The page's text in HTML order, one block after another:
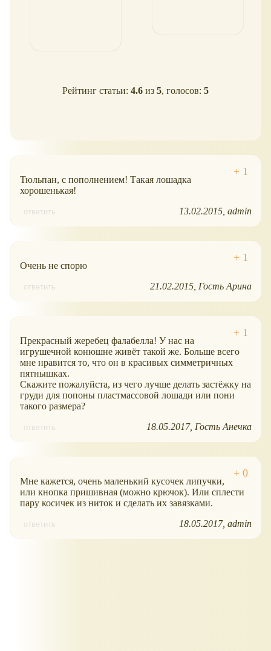
Рейтинг статьи: 4.6 из 5, голосов: 5
Тюльпан, с пополнением! Такая лошадка
хорошенькая!
ответить 13.02.2015 admin
Очень не спорю
ответить 21.02.2015 Гость Арина
Прекрасный жеребец фалабелла! У нас на
игрушечной конюшне живёт такой же. Больше всего
мне нравится то, что он в красивых симметричных
пятнышках.
Скажите пожалуйста, из чего лучше делать застёжку на
груди для попоны пластмассовой лошади или пони
такого размера?
ответить 18.05.2017 Гость Анечка
Мне кажется, очень маленький кусочек липучки,
или кнопка пришивная (можно крючок). Или сплести
пару косичек из ниток и сделать их завязками.
ответить 18.05.2017 admin